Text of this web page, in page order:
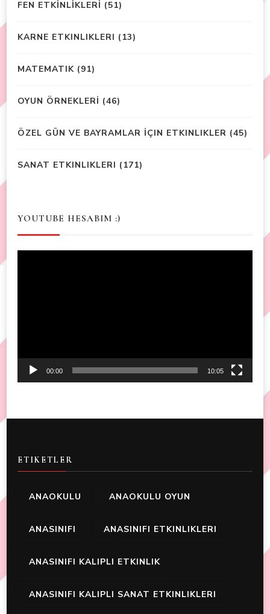
FEN ETKİNLİKLERİ (51)
KARNE ETKINLIKLERI (13)
MATEMATIK (91)
OYUN ÖRNEKLERİ (46)
ÖZEL GÜN VE BAYRAMLAR İÇIN ETKINLIKLER (45)
SANAT ETKINLIKLERI (171)
YOUTUBE HESABIM :)
00:00 10:05
ETIKETLER
ANAOKULU ANAOKULU OYUN
ANASINIFI ANASINIFI ETKINLIKLERI
ANASINIFI KALIPLI ETKINLIK
ANASINIFI KALIPLI SANAT ETKINLIKLERI